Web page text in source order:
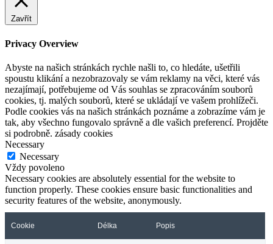
Zavřít
Privacy Overview
Abyste na našich stránkách rychle našli to, co hledáte, ušetřili
spoustu klikání a nezobrazovaly se vám reklamy na věci, které vás
nezajímají, potřebujeme od Vás souhlas se zpracováním souborů
cookies, tj. malých souborů, které se ukládají ve vašem prohlížeči.
Podle cookies vás na našich stránkách poznáme a zobrazíme vám je
tak, aby všechno fungovalo správně a dle vašich preferencí. Projděte
si podrobně. zásady cookies
Necessary
Necessary
Vždy povoleno
Necessary cookies are absolutely essential for the website to
function properly. These cookies ensure basic functionalities and
security features of the website, anonymously.
Cookie Délka Popis